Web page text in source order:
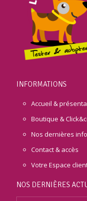
INFORMATIONS
Accueil &
Boutique &
Nos dernières
Contact & accès
Votre Espace
NOS DERNIÈRES